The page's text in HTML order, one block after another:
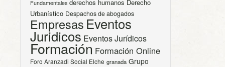
Fundamentales derechos humanos Derecho
Urbanístico Despachos de abogados
Empresas Eventos
Juridicos Eventos Jurídicos
Formación Formación Online
Foro Aranzadi Social Elche granada Grupo